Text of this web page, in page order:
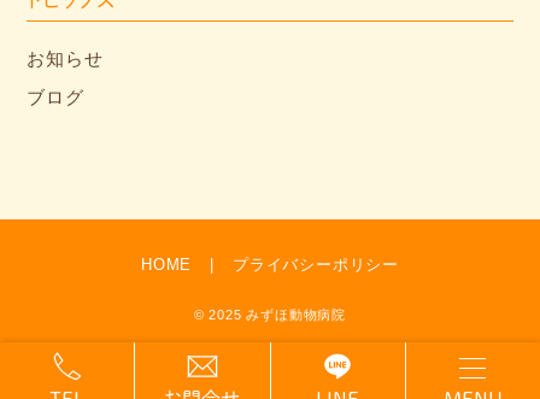
お知らせ
ブログ
HOME プライバシーポリシー
© 2025 みずほ動物病院